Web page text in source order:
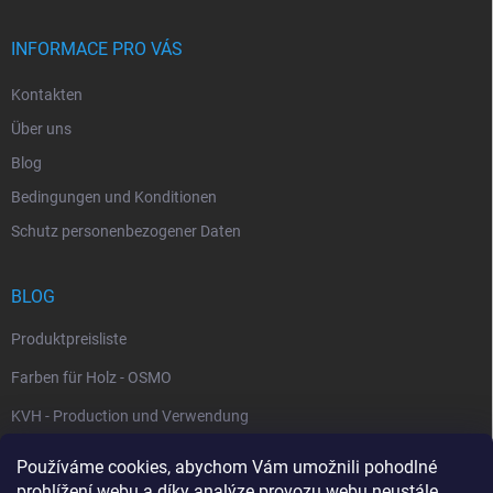
Používáme cookies, abychom Vám umožnili pohodlné
INFORMACE PRO VÁS
Kontakten
Über uns
Blog
Bedingungen und Konditionen
Schutz personenbezogener Daten
BLOG
Produktpreisliste
Farben für Holz - OSMO
KVH - Production und Verwendung
WARENKORB